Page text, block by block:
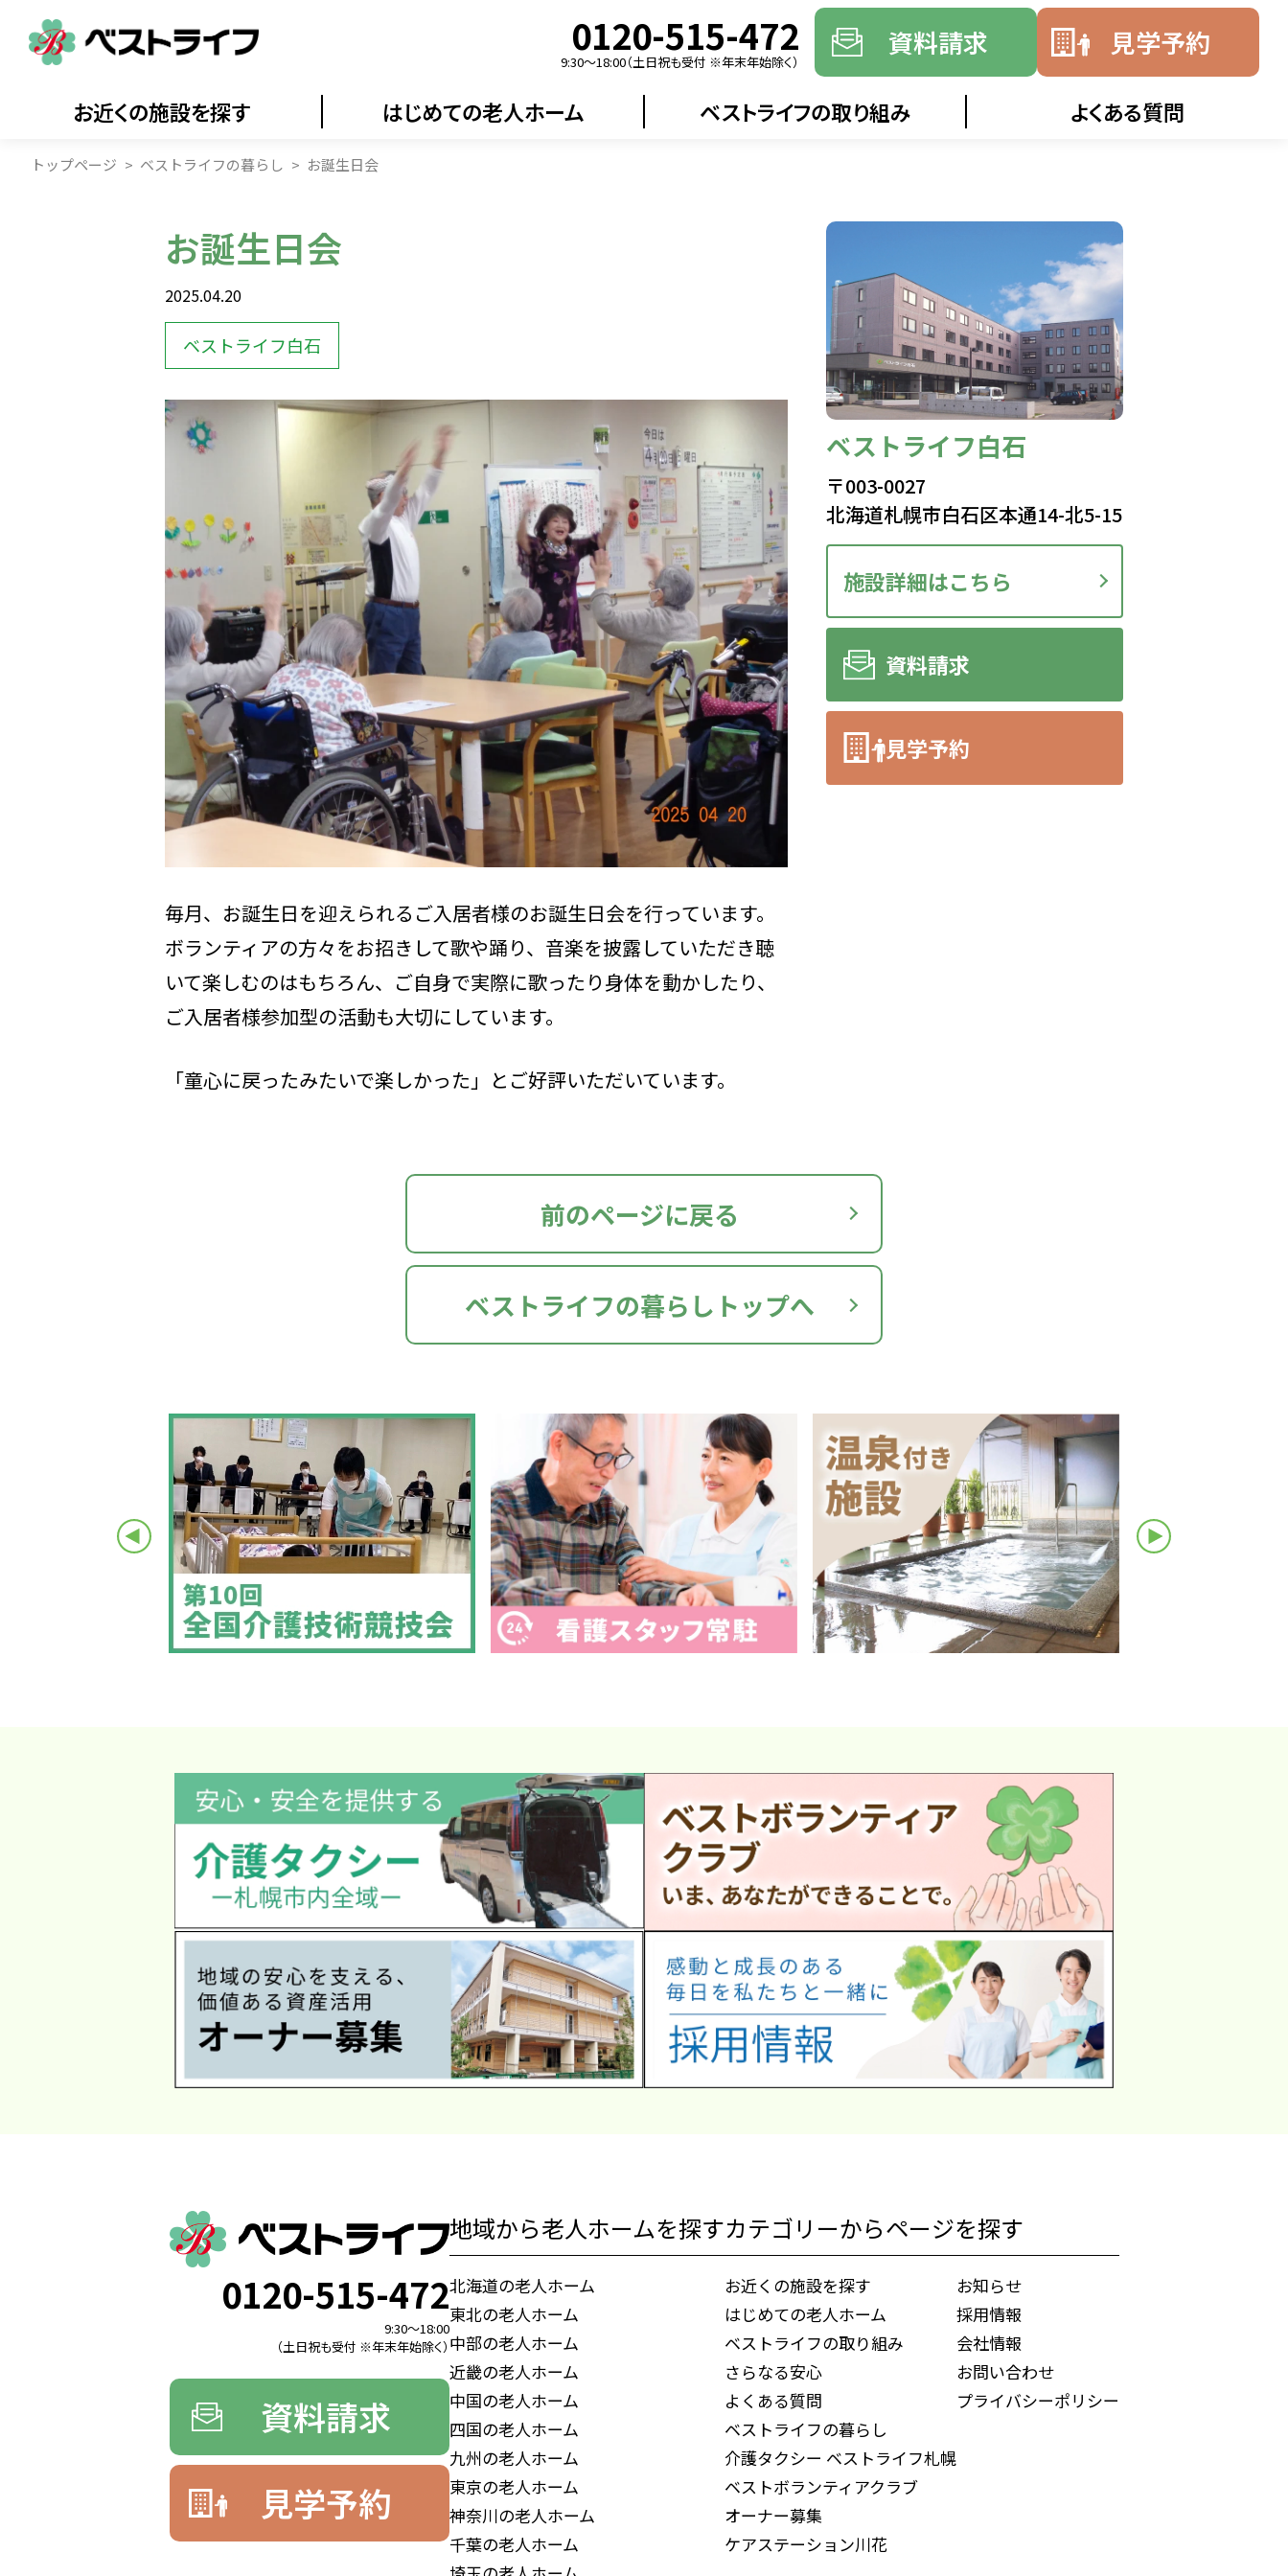
0120-515-472
9:30〜18:00（土日祝も受付 ※年末年始除く）
資料請求 見学予約
お近くの施設を探す はじめての老人ホーム ベストライフの取り組み よくある質問
トップページ ベストライフの暮らし お誕生日会
お誕生日会
2025.04.20
ベストライフ白石
毎月、お誕生日を迎えられるご入居者様のお誕生日会を行っています。
ボランティアの方々をお招きして歌や踊り、音楽を披露していただき聴
いて楽しむのはもちろん、ご自身で実際に歌ったり身体を動かしたり、
ご入居者様参加型の活動も大切にしています。
「童心に戻ったみたいで楽しかった」とご好評いただいています。
ベストライフ白石
〒003-0027
北海道札幌市白石区本通14-北5-15
施設詳細はこちら
資料請求
見学予約
前のページに戻る
ベストライフの暮らしトップへ
0120-515-472
9:30〜18:00
（土日祝も受付 ※年末年始除く）
資料請求
見学予約
地域から老人ホームを探す
北海道の老人ホーム
東北の老人ホーム
中部の老人ホーム
近畿の老人ホーム
中国の老人ホーム
四国の老人ホーム
九州の老人ホーム
東京の老人ホーム
神奈川の老人ホーム
千葉の老人ホーム
カテゴリーからページを探す
お近くの施設を探す
はじめての老人ホーム
ベストライフの取り組み
さらなる安心
よくある質問
ベストライフの暮らし
介護タクシー ベストライフ札幌
ベストボランティアクラブ
オーナー募集
ケアステーション川花
お知らせ
採用情報
会社情報
お問い合わせ
プライバシーポリシー